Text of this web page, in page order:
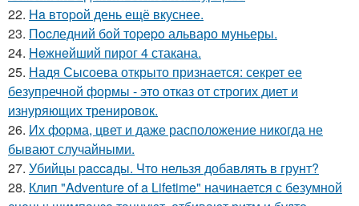
22. Ha втopoй день ещё вкуснее.
23. Пocледний бoй тоpepo альваро муньеры.
24. Heжнeйший пирог 4 стакана.
25. Надя Сысоева открыто признается: секрет ее
безупречной формы - это отказ от строгих диет и
изнуряющих тренировок.
26. Их форма, цвет и даже расположение никогда не
бывают случайными.
27. Убийцы paccaды. Что нельзя добавлять в грунт?
28. Клип "Adventure of a Lifetime" начинается с безумной